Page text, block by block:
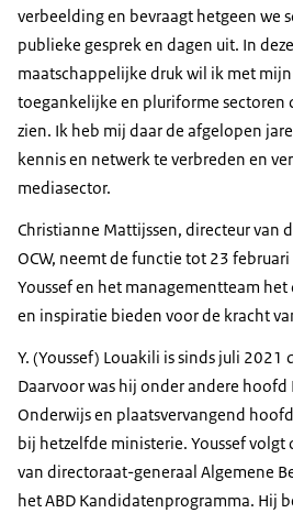
verbeelding en bevraagt hetgeen we
publieke gesprek en dagen uit. In
maatschappelijke druk wil ik met
toegankelijke en pluriforme sectoren
zien. Ik heb mij daar de afgelopen
kennis en netwerk te verbreden en
mediasector.
Christianne Mattijssen, directeur van
OCW, neemt de functie tot 23
Youssef en het managementteam
en inspiratie bieden voor de kracht
Y. (Youssef) Louakili is sinds juli 2021
Daarvoor was hij onder andere
Onderwijs en plaatsvervangend
bij hetzelfde ministerie. Youssef
van directoraat-generaal Algemene
het ABD Kandidatenprogramma. Hij